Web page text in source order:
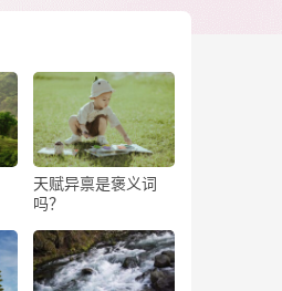
天赋异禀是褒义词
吗？